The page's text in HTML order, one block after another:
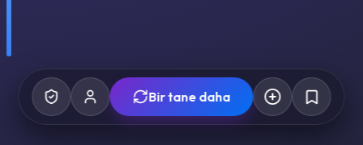
Bir tane daha